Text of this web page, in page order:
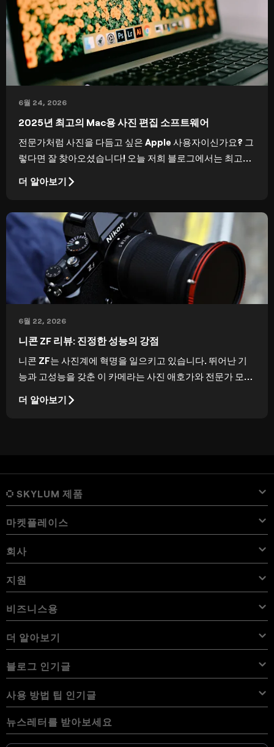
6월 24, 2026
2025년 최고의 Mac용 사진 편집 소프트웨어
전문가처럼 사진을 다듬고 싶은 Apple 사용자이신가요? 그
렇다면 잘 찾아오셨습니다! 오늘 저희 블로그에서는 최고의
더 알아보기
6월 22, 2026
니콘 ZF 리뷰: 진정한 성능의 강점
니콘 ZF는 사진계에 혁명을 일으키고 있습니다. 뛰어난 기
능과 고성능을 갖춘 이 카메라는 사진 애호가와 전문가 모두
더 알아보기
SKYLUM 제품
Luminar Neo
가격
전문가 도구
사용 사례
대체 프로그램
무료 체험판
Luminar Neo User Guide
개요
iPad용 Luminar
iPhone용 Luminar
Vision Pro용 Luminar
Luminar Mobile User Guide
Aperty
개요
가격
Aperty User Guide
온라인 도구
온라인 편집기
색상 팔레트
마켓플레이스
프리셋
Lightroom 프리셋
Luminar Neo 번들
LUT
Luminar Neo LUT
Aperty LUT
오버레이
텍스처
하늘 개체
다른 소프트웨어
X 멤버십
하늘
eBook
강좌
회사
Skylum 소개
경력
앰버서더
제휴 프로그램
이용약관
개인 정보 정책
AI 가이드라인
문의하기
지원
문의하기
자주 묻는 질문
User Guide
쿠키 선택 사항 변경
비즈니스용
비즈니스용 Skylum
볼륨 라이선스
리셀러 프로그램
더 알아보기
블로그
사용 방법
용어 사전
뉴스룸
블로그 인기글
Manual Mode in Photography
최고의 무료 포토샵 대안 17가지
사용 방법 팁 인기글
디지털 카메라 사진을 휴대폰으로 가져오는 방법
iPhone에서 사진을 반전하는 방법
뉴스레터를 받아보세요